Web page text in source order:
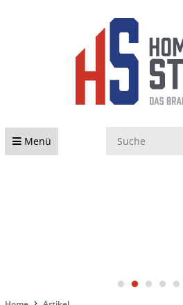
Menü